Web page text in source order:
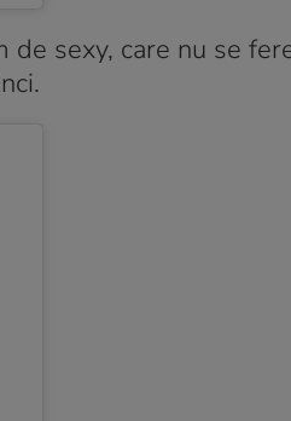
sexy, care nu se